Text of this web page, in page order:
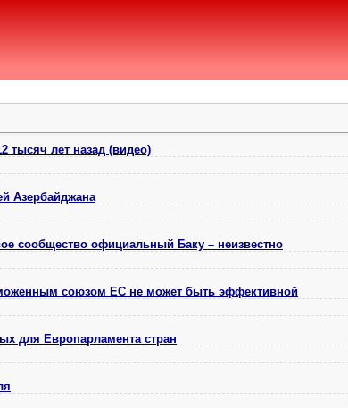
тысяч лет назад (видео)
Азербайджана
сообщество официальный Баку – неизвестно
союзом ЕС не может быть эффективной
для Европарламента стран